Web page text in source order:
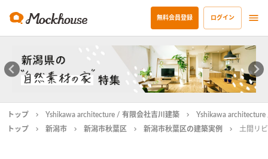
無料会員登録 ログイン
トップ Yshikawa architecture / 有限会社吉川建築
Yshikawa
トップ
新潟市 新潟市秋葉区 新潟市秋葉区の建築実例 土間リ